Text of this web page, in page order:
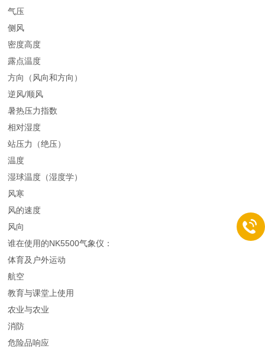
气压
侧风
密度高度
露点温度
方向（风向和方向）
逆风/顺风
暑热压力指数
相对湿度
站压力（绝压）
温度
湿球温度（湿度学）
风寒
风的速度
风向
谁在使用的NK5500气象仪：
体育及户外运动
航空
教育与课堂上使用
农业与农业
消防
危险品响应